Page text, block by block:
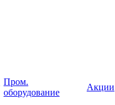
Пром.
оборудование
Акции